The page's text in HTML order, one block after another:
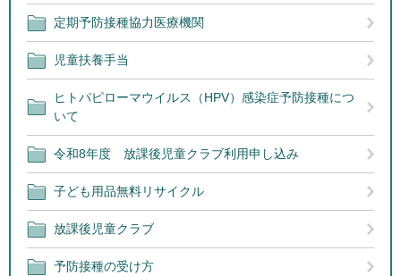
定期予防接種協力医療機関
児童扶養手当
ヒトパピローマウイルス（HPV）感染症予防接種につ
いて
令和8年度 放課後児童クラブ利用申し込み
子ども用品無料リサイクル
放課後児童クラブ
予防接種の受け方